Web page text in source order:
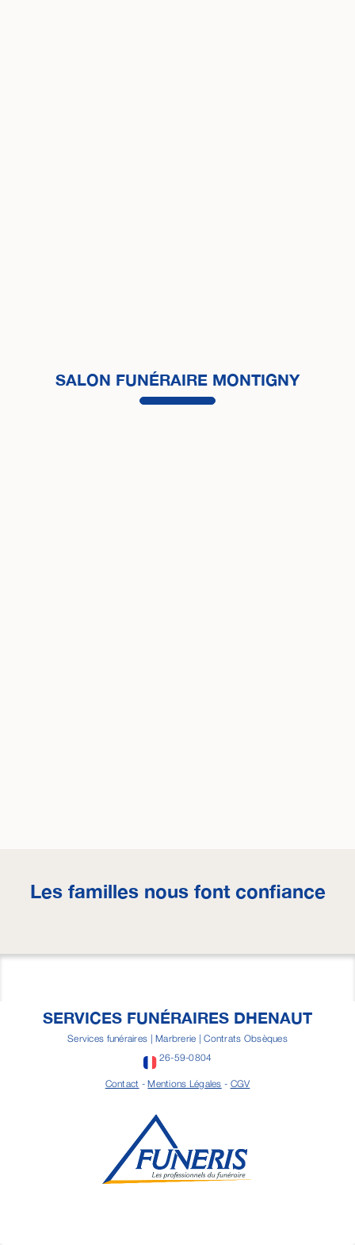
SALON FUNÉRAIRE MONTIGNY
Les familles nous font confiance
SERVICES FUNÉRAIRES DHENAUT
Services funéraires | Marbrerie | Contrats Obsèques
26-59-0804
Contact -Mentions Légales - CGV